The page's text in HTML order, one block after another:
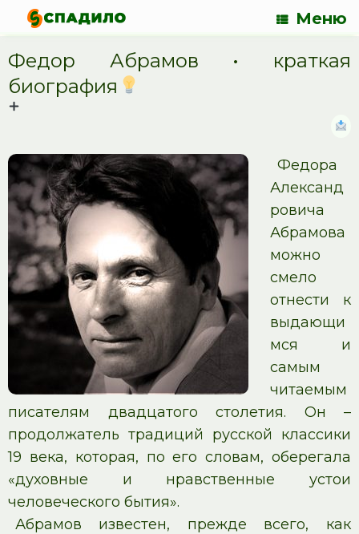
Меню
Федор Абрамов • краткая
биография
Федора
Александ
ровича
Абрамова
можно
смело
отнести к
выдающи
мся и
самым
читаемым
писателям двадцатого столетия. Он –
продолжатель традиций русской классики
19 века, которая, по его словам, оберегала
«духовные и нравственные устои
человеческого бытия».
Абрамов известен, прежде всего, как